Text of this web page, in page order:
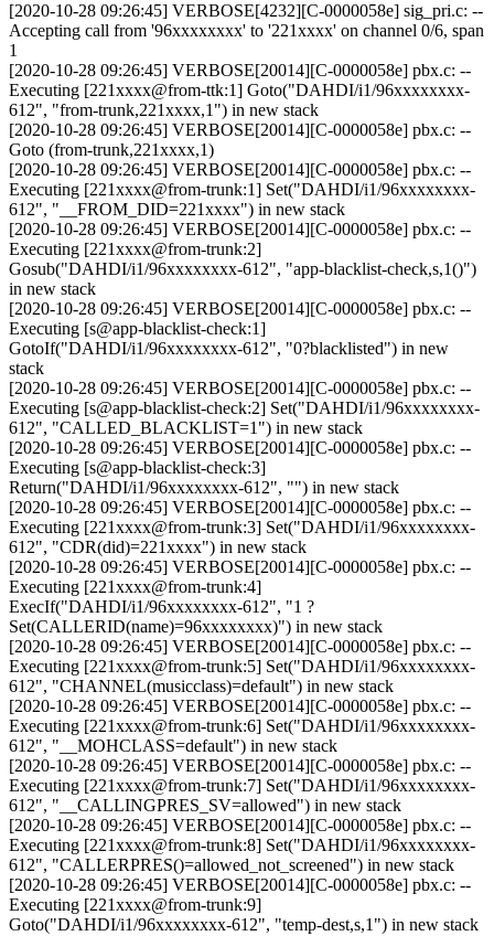
[2020-10-28 09:26:45] VERBOSE[4232][C-0000058e] sig_pri.c: --
Accepting call from '96xxxxxxxx' to '221xxxx' on channel 0/6, span
1
[2020-10-28 09:26:45] VERBOSE[20014][C-0000058e] pbx.c: --
Executing [221xxxx@from-ttk:1] Goto("DAHDI/i1/96xxxxxxxx-
612", "from-trunk,221xxxx,1") in new stack
[2020-10-28 09:26:45] VERBOSE[20014][C-0000058e] pbx.c: --
Goto (from-trunk,221xxxx,1)
[2020-10-28 09:26:45] VERBOSE[20014][C-0000058e] pbx.c: --
Executing [221xxxx@from-trunk:1] Set("DAHDI/i1/96xxxxxxxx-
612", "__FROM_DID=221xxxx") in new stack
[2020-10-28 09:26:45] VERBOSE[20014][C-0000058e] pbx.c: --
Executing [221xxxx@from-trunk:2]
Gosub("DAHDI/i1/96xxxxxxxx-612", "app-blacklist-check,s,1()")
in new stack
[2020-10-28 09:26:45] VERBOSE[20014][C-0000058e] pbx.c: --
Executing [s@app-blacklist-check:1]
GotoIf("DAHDI/i1/96xxxxxxxx-612", "0?blacklisted") in new
stack
[2020-10-28 09:26:45] VERBOSE[20014][C-0000058e] pbx.c: --
Executing [s@app-blacklist-check:2] Set("DAHDI/i1/96xxxxxxxx-
612", "CALLED_BLACKLIST=1") in new stack
[2020-10-28 09:26:45] VERBOSE[20014][C-0000058e] pbx.c: --
Executing [s@app-blacklist-check:3]
Return("DAHDI/i1/96xxxxxxxx-612", "") in new stack
[2020-10-28 09:26:45] VERBOSE[20014][C-0000058e] pbx.c: --
Executing [221xxxx@from-trunk:3] Set("DAHDI/i1/96xxxxxxxx-
612", "CDR(did)=221xxxx") in new stack
[2020-10-28 09:26:45] VERBOSE[20014][C-0000058e] pbx.c: --
Executing [221xxxx@from-trunk:4]
ExecIf("DAHDI/i1/96xxxxxxxx-612", "1 ?
Set(CALLERID(name)=96xxxxxxxx)") in new stack
[2020-10-28 09:26:45] VERBOSE[20014][C-0000058e] pbx.c: --
Executing [221xxxx@from-trunk:5] Set("DAHDI/i1/96xxxxxxxx-
612", "CHANNEL(musicclass)=default") in new stack
[2020-10-28 09:26:45] VERBOSE[20014][C-0000058e] pbx.c: --
Executing [221xxxx@from-trunk:6] Set("DAHDI/i1/96xxxxxxxx-
612", "__MOHCLASS=default") in new stack
[2020-10-28 09:26:45] VERBOSE[20014][C-0000058e] pbx.c: --
Executing [221xxxx@from-trunk:7] Set("DAHDI/i1/96xxxxxxxx-
612", "__CALLINGPRES_SV=allowed") in new stack
[2020-10-28 09:26:45] VERBOSE[20014][C-0000058e] pbx.c: --
Executing [221xxxx@from-trunk:8] Set("DAHDI/i1/96xxxxxxxx-
612", "CALLERPRES()=allowed_not_screened") in new stack
[2020-10-28 09:26:45] VERBOSE[20014][C-0000058e] pbx.c: --
Executing [221xxxx@from-trunk:9]
Goto("DAHDI/i1/96xxxxxxxx-612", "temp-dest,s,1") in new stack